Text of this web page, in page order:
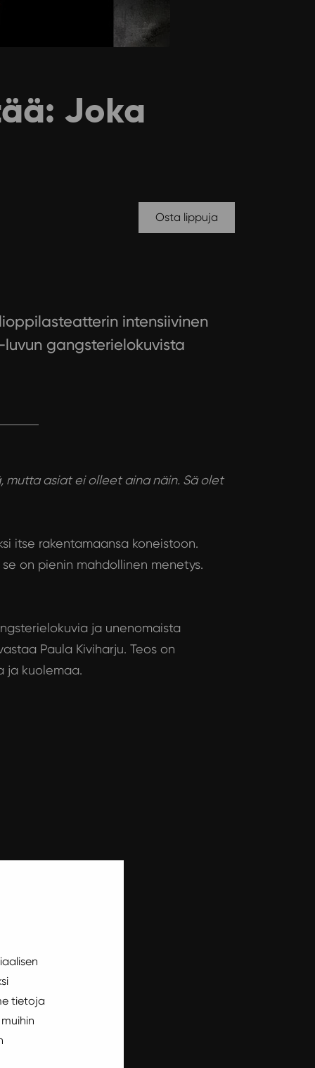
tietoja
Joka
Osta lippuja
intensiivinen
gangsterielokuvista
mutta asiat ei olleet aina näin. Sä olet
itse rakentamaansa koneistoon.
on pienin mahdollinen menetys.
ja unenomaista
Paula Kiviharju. Teos on
ja kuolemaa.